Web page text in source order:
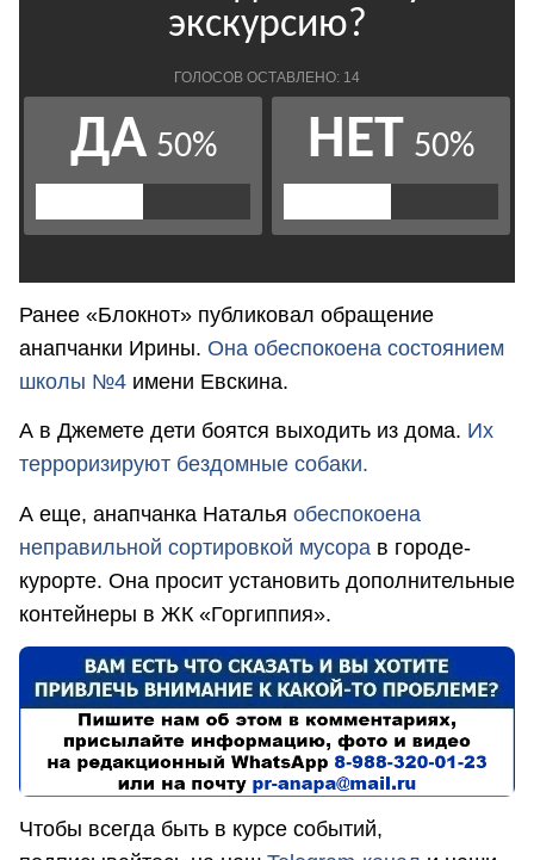
Ранее «Блокнот» публиковал обращение
анапчанки Ирины. Она обеспокоена состоянием
школы №4 имени Евскина.
А в Джемете дети боятся выходить из дома. Их
терроризируют бездомные собаки.
А еще, анапчанка Наталья обеспокоена
неправильной сортировкой мусора в городе-
курорте. Она просит установить дополнительные
контейнеры в ЖК «Горгиппия».
Чтобы всегда быть в курсе событий,